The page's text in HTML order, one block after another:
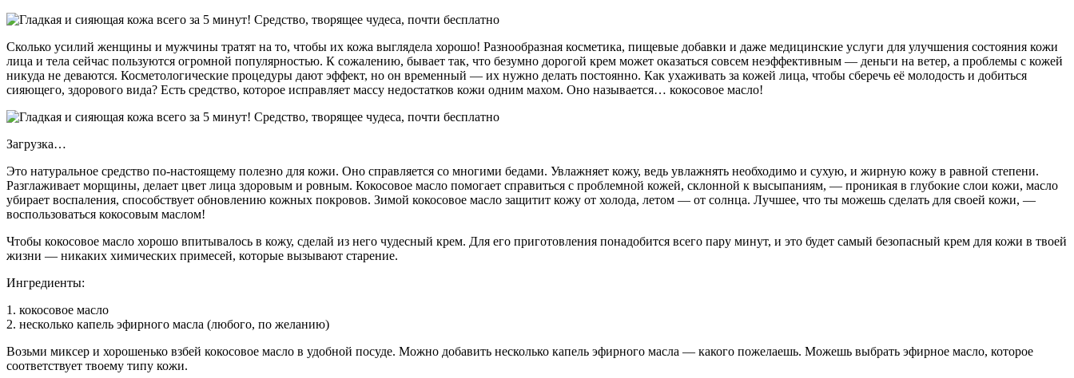
Сколько усилий женщины и мужчины тратят на то, чтобы их кожа выглядела хорошо! Разнообразная косметика, пищевые добавки и даже медицинские услуги для улучшения состояния кожи
лица и тела сейчас пользуются огромной популярностью. К сожалению, бывает так, что безумно дорогой крем может оказаться совсем неэффективным — деньги на ветер, а проблемы с кожей
никуда не деваются. Косметологические процедуры дают эффект, но он временный — их нужно делать постоянно. Как ухаживать за кожей лица, чтобы сберечь её молодость и добиться
сияющего, здорового вида? Есть средство, которое исправляет массу недостатков кожи одним махом. Оно называется… кокосовое масло!
Загрузка…
Это натуральное средство по-настоящему полезно для кожи. Оно справляется со многими бедами. Увлажняет кожу, ведь увлажнять необходимо и сухую, и жирную кожу в равной степени.
Разглаживает морщины, делает цвет лица здоровым и ровным. Кокосовое масло помогает справиться с проблемной кожей, склонной к высыпаниям, — проникая в глубокие слои кожи, масло
убирает воспаления, способствует обновлению кожных покровов. Зимой кокосовое масло защитит кожу от холода, летом — от солнца. Лучшее, что ты можешь сделать для своей кожи, —
воспользоваться кокосовым маслом!
Чтобы кокосовое масло хорошо впитывалось в кожу, сделай из него чудесный крем. Для его приготовления понадобится всего пару минут, и это будет самый безопасный крем для кожи в твоей
жизни — никаких химических примесей, которые вызывают старение.
Ингредиенты:
1. кокосовое масло
2. несколько капель эфирного масла (любого, по желанию)
Возьми миксер и хорошенько взбей кокосовое масло в удобной посуде. Можно добавить несколько капель эфирного масла — какого пожелаешь. Можешь выбрать эфирное масло, которое
соответствует твоему типу кожи.